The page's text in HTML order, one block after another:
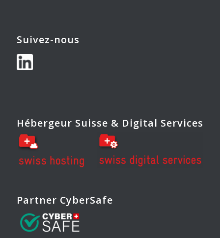
Suivez-nous
Hébergeur Suisse & Digital Services
Partner CyberSafe